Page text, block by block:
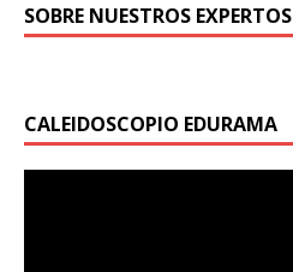
SOBRE NUESTROS EXPERTOS
CALEIDOSCOPIO EDURAMA